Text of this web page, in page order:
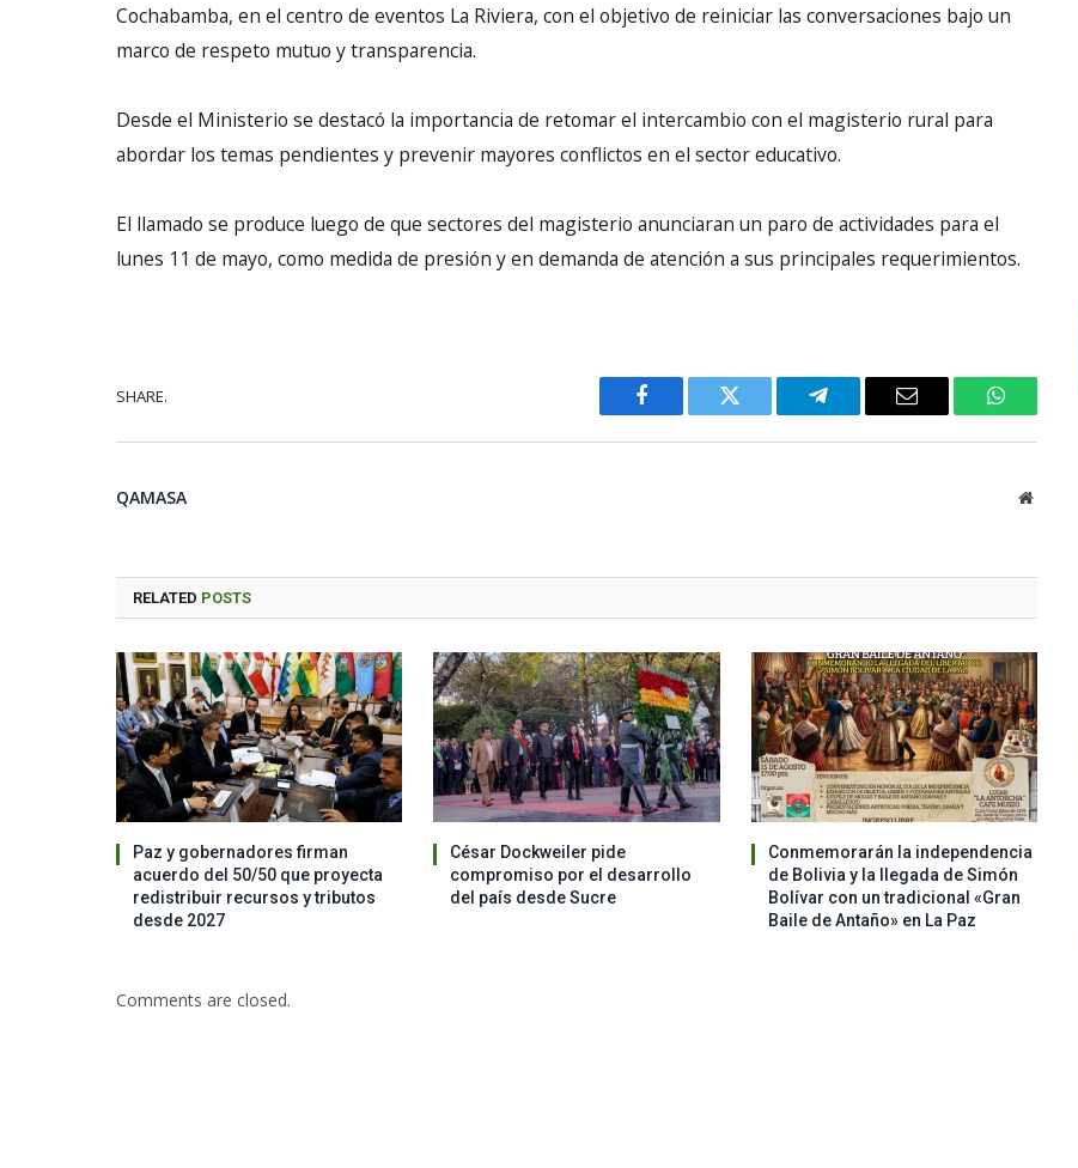
Cochabamba, en el centro de eventos La Riviera, con el objetivo de reiniciar las conversaciones bajo un
marco de respeto mutuo y transparencia.
Desde el Ministerio se destacó la importancia de retomar el intercambio con el magisterio rural para
abordar los temas pendientes y prevenir mayores conflictos en el sector educativo.
El llamado se produce luego de que sectores del magisterio anunciaran un paro de actividades para el
lunes 11 de mayo, como medida de presión y en demanda de atención a sus principales requerimientos.
SHARE.
Facebook Twitter Telegram Email WhatsApp
QAMASA Website
RELATED POSTS
Paz y gobernadores firman
acuerdo del 50/50 que proyecta
redistribuir recursos y tributos
desde 2027
César Dockweiler pide
compromiso por el desarrollo
del país desde Sucre
Conmemorarán la independencia
de Bolivia y la llegada de Simón
Bolívar con un tradicional «Gran
Baile de Antaño» en La Paz
Comments are closed.